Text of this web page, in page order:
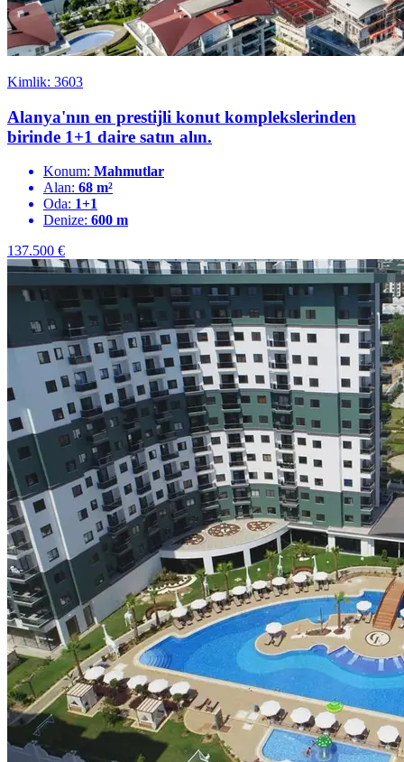
Kimlik: 3603
Alanya'nın en prestijli konut komplekslerinden
birinde 1+1 daire satın alın.
Konum: Mahmutlar
Alan: 68 m²
Oda: 1+1
Denize: 600 m
137.500 €